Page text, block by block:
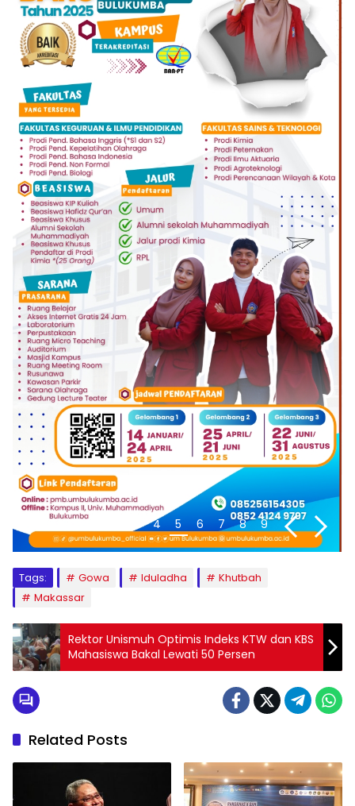
3 4 5 6 7 8 9
Tags: Gowa Iduladha
Khutbah
Makassar
Rektor Unismuh Optimis Indeks KTW dan KBS
Mahasiswa Bakal Lewati 50 Persen
Related Posts